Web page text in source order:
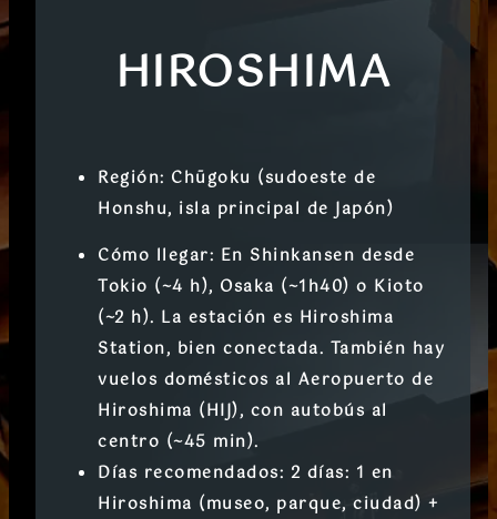
HIROSHIMA
Región: Chūgoku (sudoeste de
Honshu, isla principal de Japón)
Cómo llegar: En Shinkansen desde
Tokio (~4 h), Osaka (~1h40) o Kioto
(~2 h). La estación es Hiroshima
Station, bien conectada. También hay
vuelos domésticos al Aeropuerto de
Hiroshima (HIJ), con autobús al
centro (~45 min).
Días recomendados: 2 días: 1 en
Hiroshima (museo, parque, ciudad) +